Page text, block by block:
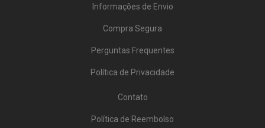
Informações de Envio
Compra Segura
Perguntas Frequentes
Política de Privacidade
Contato
Política de Reembolso